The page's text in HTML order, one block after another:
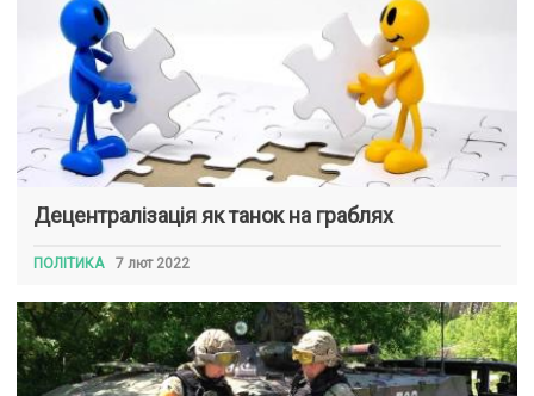
Децентралізація як танок на граблях
ПОЛІТИКА 7 лют 2022